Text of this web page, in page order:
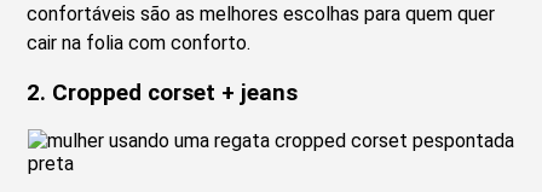
confortáveis são as melhores escolhas para quem quer
cair na folia com conforto.
2. Cropped corset + jeans